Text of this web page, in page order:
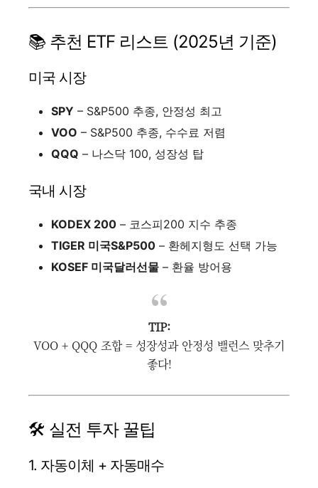
📚 추천 ETF 리스트 (2025년 기준)
미국 시장
SPY – S&P500 추종, 안정성 최고
VOO – S&P500 추종, 수수료 저렴
QQQ – 나스닥 100, 성장성 탑
국내 시장
KODEX 200 – 코스피200 지수 추종
TIGER 미국S&P500 – 환헤지형도 선택 가능
KOSEF 미국달러선물 – 환율 방어용
TIP:
VOO + QQQ 조합 = 성장성과 안정성 밸런스 맞추기
좋다!
🛠 실전 투자 꿀팁
1. 자동이체 + 자동매수